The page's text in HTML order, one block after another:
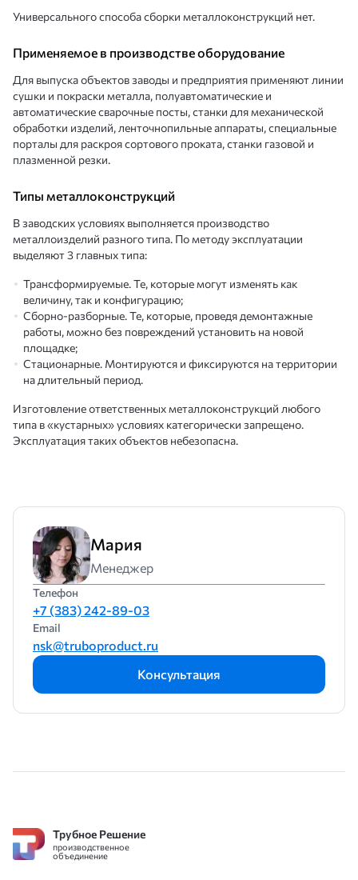
Универсального способа сборки металлоконструкций нет.
Применяемое в производстве оборудование
Для выпуска объектов заводы и предприятия применяют линии
сушки и покраски металла, полуавтоматические и
автоматические сварочные посты, станки для механической
обработки изделий, ленточнопильные аппараты, специальные
порталы для раскроя сортового проката, станки газовой и
плазменной резки.
Типы металлоконструкций
В заводских условиях выполняется производство
металлоизделий разного типа. По методу эксплуатации
выделяют 3 главных типа:
Трансформируемые. Те, которые могут изменять как
величину, так и конфигурацию;
Сборно-разборные. Те, которые, проведя демонтажные
работы, можно без повреждений установить на новой
площадке;
Стационарные. Монтируются и фиксируются на территории
на длительный период.
Изготовление ответственных металлоконструкций любого
типа в «кустарных» условиях категорически запрещено.
Эксплуатация таких объектов небезопасна.
Мария
Менеджер
Телефон
+7 (383) 242-89-03
Email
nsk@truboproduct.ru
Консультация
Трубное Решение
производственное
объединение